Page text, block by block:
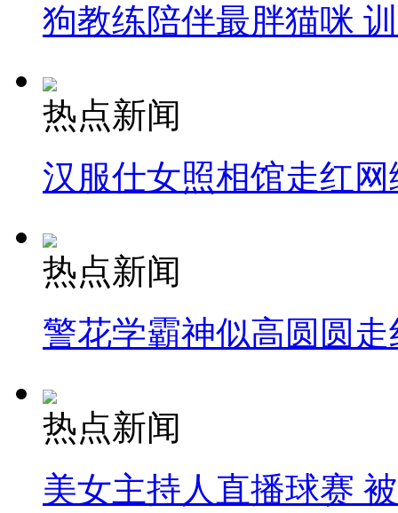
狗教练陪伴最胖猫咪
热点新闻
汉服仕女照相馆走红网
热点新闻
警花学霸神似高圆圆走
热点新闻
美女主持人直播球赛